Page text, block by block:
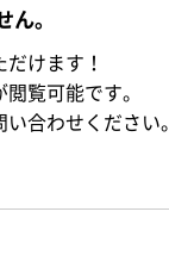
。
けます！
覧可能です。
合わせください。